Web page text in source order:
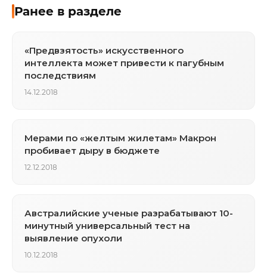
Ранее в разделе
«Предвзятость» искусственного
интеллекта может привести к пагубным
последствиям
14.12.2018
Мерами по «желтым жилетам» Макрон
пробивает дыру в бюджете
12.12.2018
Австралийские ученые разрабатывают 10-
минутный универсальный тест на
выявление опухоли
10.12.2018